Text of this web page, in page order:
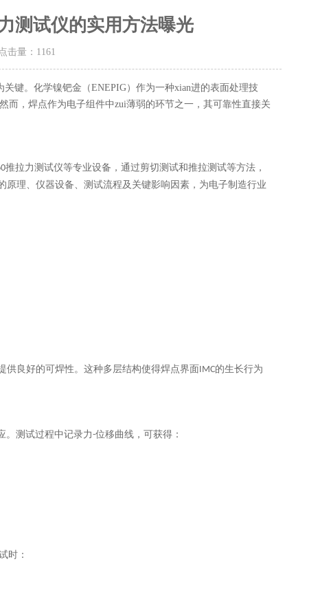
测试仪的实用方法曝光
击量： 1161
键。化学镍钯金（ENEPIG）作为一种xian进的表面处理技
而，焊点作为电子组件中zui薄弱的环节之一，其可靠性直接关
推拉力测试仪等专业设备，通过剪切测试和推拉测试等方法，
原理、仪器设备、测试流程及关键影响因素，为电子制造行业
供良好的可焊性。这种多层结构使得焊点界面IMC的生长行为
。测试过程中记录力-位移曲线，可获得：
时：